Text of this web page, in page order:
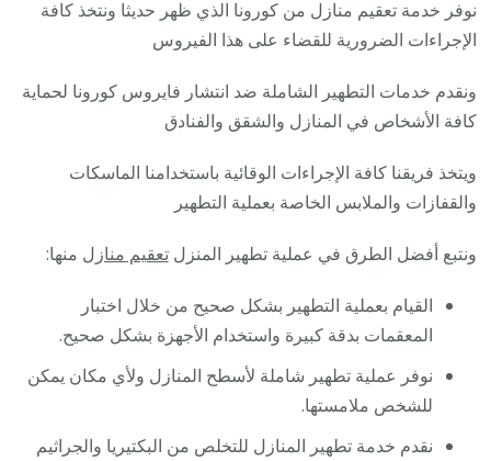
نوفر خدمة تعقيم منازل من كورونا الذي ظهر حديثا ونتخذ كافة
الإجراءات الضرورية للقضاء على هذا الفيروس
ونقدم خدمات التطهير الشاملة ضد انتشار فايروس كورونا لحماية
كافة الأشخاص في المنازل والشقق والفنادق
ويتخذ فريقنا كافة الإجراءات الوقائية باستخدامنا الماسكات
والقفازات والملابس الخاصة بعملية التطهير
ونتبع أفضل الطرق في عملية تطهير المنزلتعقيم منازل منها:
القيام بعملية التطهير بشكل صحيح من خلال اختبار
المعقمات بدقة كبيرة واستخدام الأجهزة بشكل صحيح.
نوفر عملية تطهير شاملة لأسطح المنازل ولأي مكان يمكن
للشخص ملامستها.
نقدم خدمة تطهير المنازل للتخلص من البكتيريا والجراثيم